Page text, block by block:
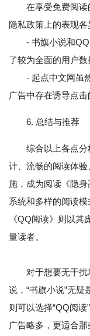
在享受免费阅
隐私政策上的表现各
- 书旗小说和QQ
了较为全面的用户数
- 起点中文网虽然
广告中存在诱导点击
6. 总结与推荐
综合以上各点
计、流畅的阅读体
施，成为阅读《隐
系统和多样的阅读
《QQ阅读》则以
量读者。
对于想要无干扰
说，“书旗小说”无
则可以选择“QQ阅读
广告略多，更适合